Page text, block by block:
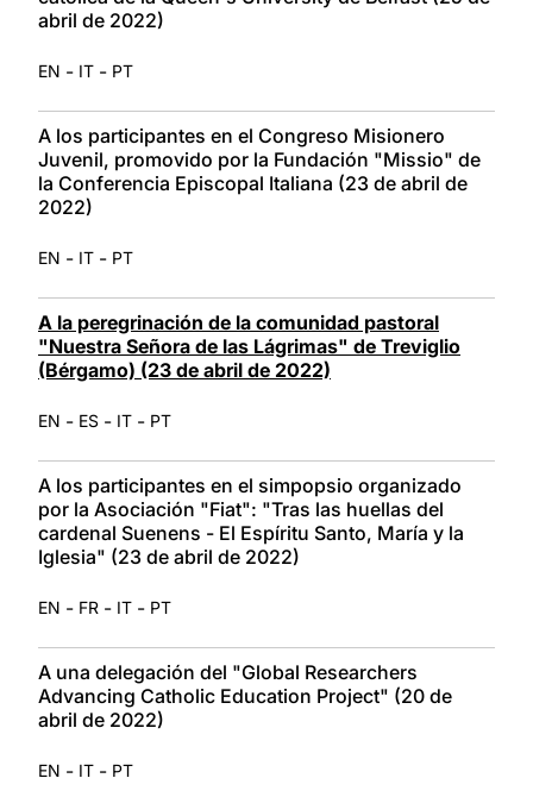
abril de 2022)
EN - IT - PT
A los participantes en el Congreso Misionero
Juvenil, promovido por la Fundación "Missio" de
la Conferencia Episcopal Italiana (23 de abril de
2022)
EN - IT - PT
A la peregrinación de la comunidad pastoral
"Nuestra Señora de las Lágrimas" de Treviglio
(Bérgamo) (23 de abril de 2022)
EN - ES - IT - PT
A los participantes en el simpopsio organizado
por la Asociación "Fiat": "Tras las huellas del
cardenal Suenens - El Espíritu Santo, María y la
Iglesia" (23 de abril de 2022)
EN - FR - IT - PT
A una delegación del "Global Researchers
Advancing Catholic Education Project" (20 de
abril de 2022)
EN - IT - PT